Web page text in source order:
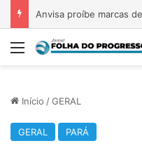
Anvisa proíbe marcas
Menu
Início /GERAL
GERAL PARÁ